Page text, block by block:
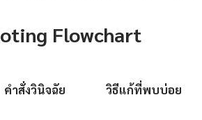
Flowchart
คำสั่งวินิจฉัย วิธีแก้ที่พบบ่อย